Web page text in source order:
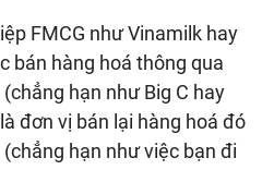
FMCG như Vinamilk hay
bán hàng hoá thông qua
hạn như Big C hay
đơn vị bán lại hàng hoá đó
hạn như việc bạn đi